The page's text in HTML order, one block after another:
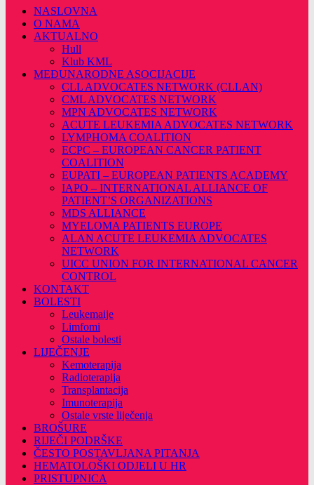
stranicu
NASLOVNA
O NAMA
AKTUALNO
Hull
Klub KML
MEĐUNARODNE ASOCIJACIJE
CLL ADVOCATES NETWORK (CLLAN)
CML ADVOCATES NETWORK
MPN ADVOCATES NETWORK
ACUTE LEUKEMIA ADVOCATES NETWORK
LYMPHOMA COALITION
ECPC – EUROPEAN CANCER PATIENT
COALITION
EUPATI – EUROPEAN PATIENTS ACADEMY
IAPO – INTERNATIONAL ALLIANCE OF
PATIENT’S ORGANIZATIONS
MDS ALLIANCE
MYELOMA PATIENTS EUROPE
ALAN ACUTE LEUKEMIA ADVOCATES
NETWORK
UICC UNION FOR INTERNATIONAL CANCER
CONTROL
KONTAKT
BOLESTI
Leukemaije
Limfomi
Ostale bolesti
LIJEČENJE
Kemoterapija
Radioterapija
Transplantacija
Imunoterapija
Ostale vrste liječenja
BROŠURE
RIJEČI PODRŠKE
ČESTO POSTAVLJANA PITANJA
HEMATOLOŠKI ODJELI U HR
PRISTUPNICA